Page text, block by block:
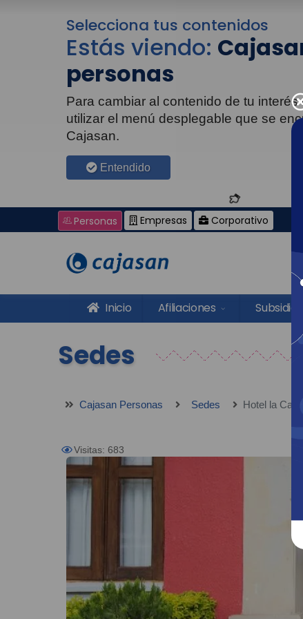
Selecciona tus contenidos
Estás viendo:
personas
Para cambiar al contenido de tu
utilizar el menú desplegable que se
Cajasan.
Entendido
Personas Empresas Corporativo
Inicio Afiliaciones Subsidios
Sedes
Cajasan Personas Sedes Hotel la
Visitas: 683